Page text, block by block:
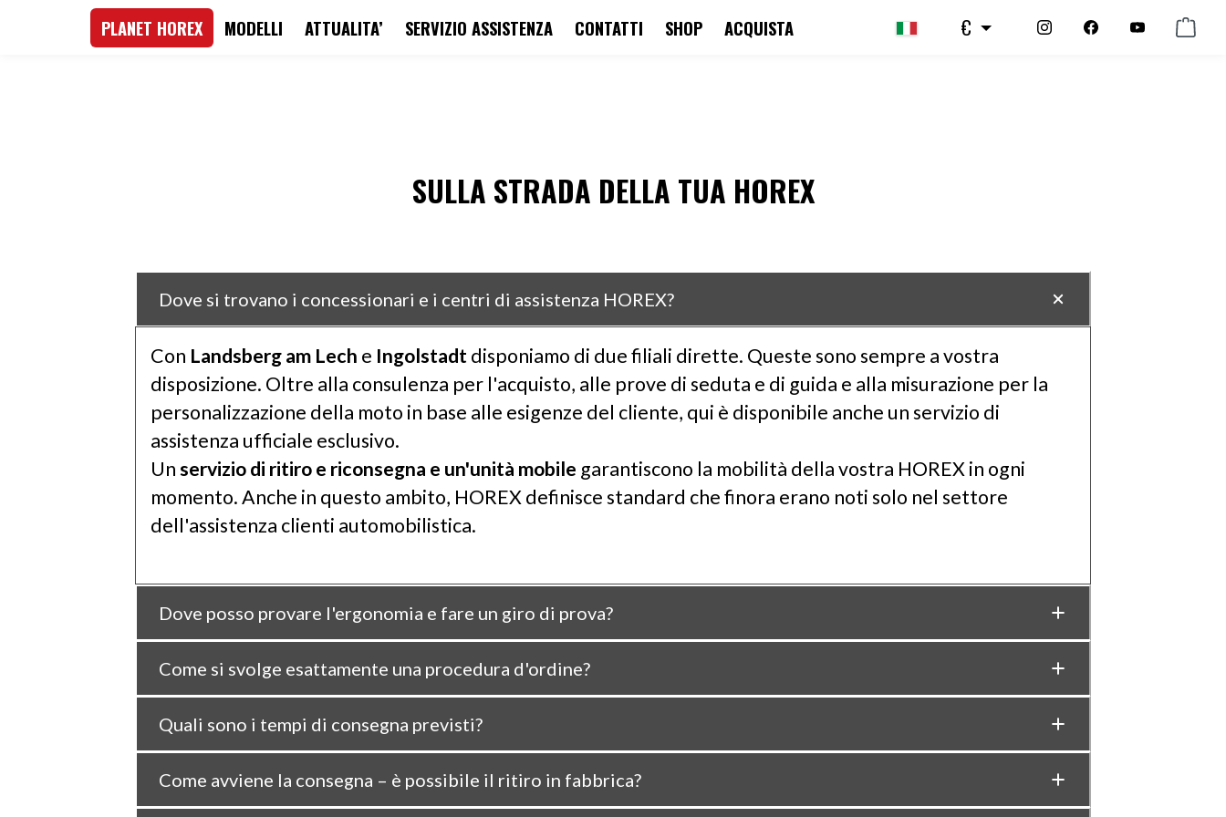
PLANET HOREX MODELLI ATTUALITA’ SERVIZIO ASSISTENZA CONTATTI SHOP ACQUISTA €
SULLA STRADA DELLA TUA HOREX
Dove si trovano i concessionari e i centri di assistenza HOREX?
Con Landsberg am Lech e Ingolstadt disponiamo di due filiali dirette. Queste sono sempre a vostra
disposizione. Oltre alla consulenza per l'acquisto, alle prove di seduta e di guida e alla misurazione per la
personalizzazione della moto in base alle esigenze del cliente, qui è disponibile anche un servizio di
assistenza ufficiale esclusivo.
Unservizio di ritiro e riconsegna e un'unità mobile garantiscono la mobilità della vostra HOREX in ogni
momento. Anche in questo ambito, HOREX definisce standard che finora erano noti solo nel settore
dell'assistenza clienti automobilistica.
Dove posso provare l'ergonomia e fare un giro di prova?
Come si svolge esattamente una procedura d'ordine?
Quali sono i tempi di consegna previsti?
Come avviene la consegna – è possibile il ritiro in fabbrica?